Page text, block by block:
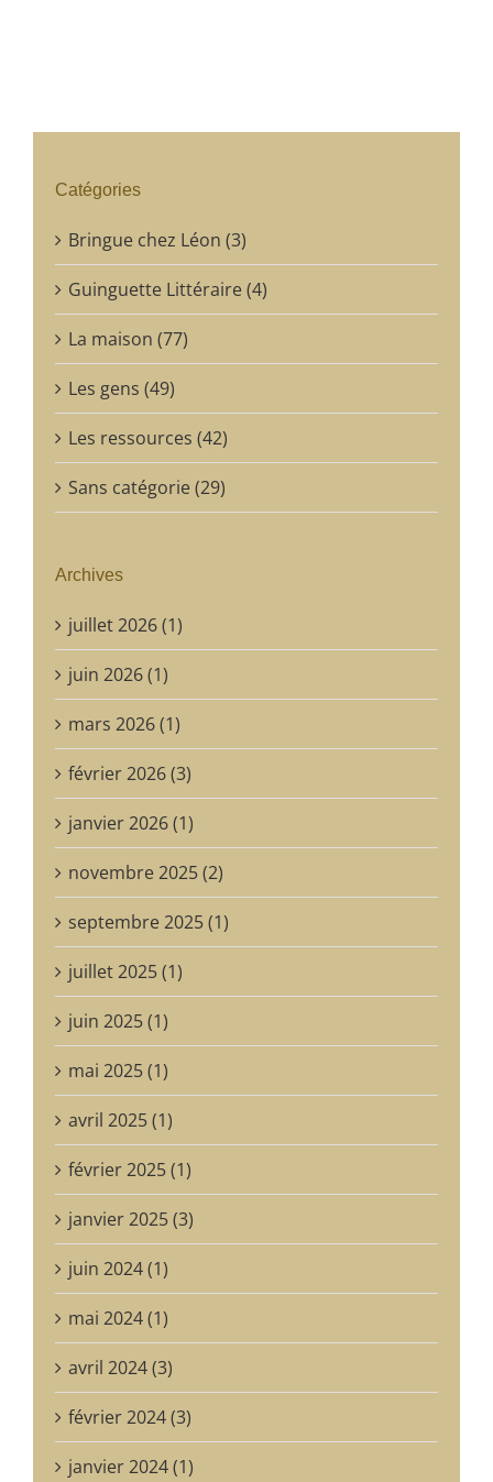
Catégories
Bringue chez Léon (3)
Guinguette Littéraire (4)
La maison (77)
Les gens (49)
Les ressources (42)
Sans catégorie (29)
Archives
juillet 2026 (1)
juin 2026 (1)
mars 2026 (1)
février 2026 (3)
janvier 2026 (1)
novembre 2025 (2)
septembre 2025 (1)
juillet 2025 (1)
juin 2025 (1)
mai 2025 (1)
avril 2025 (1)
février 2025 (1)
janvier 2025 (3)
juin 2024 (1)
mai 2024 (1)
avril 2024 (3)
février 2024 (3)
janvier 2024 (1)